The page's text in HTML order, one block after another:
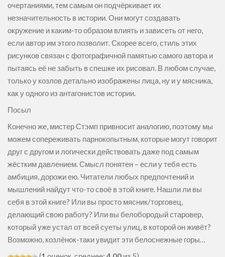
очертаниями, тем самым он подчёркивает их
незначительность в истории. Они могут создавать
окружение и каким-то образом влиять и зависеть от него,
если автор им этого позволит. Скорее всего, стиль этих
рисунков связан с фотографичной памятью самого автора и
пытаясь её не забыть в спешке их рисовал. В любом случае,
только у козлов детально изображены лица, ну и у мясника,
как у одного из антагонистов истории.
Посыл
Конечно же, мистер Стэмп привносит аналогию, поэтому мы
можем сопереживать парнокопытным, которые могут говорит
друг с другом и логически действовать даже под самым
жёстким давлением. Смысл понятен – если у тебя есть
амбиция, дорожи ею. Читатели любых предпочтений и
мышлений найдут что-то своё в этой книге. Нашли ли вы
себя в этой книге? Или вы просто мясник/торговец,
делающий свою работу? Или вы белобородый старовер,
который уже устал от всей суеты улиц, в которой он живёт?
Возможно, козлёнок-таки увидит эти белоснежные горы…